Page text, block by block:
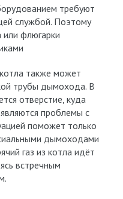
требуют
службой. Поэтому
флюгарки
также может
трубы дымохода. В
отверстие, куда
проблемы с
поможет только
дымоходами
газ из котла идёт
встречным